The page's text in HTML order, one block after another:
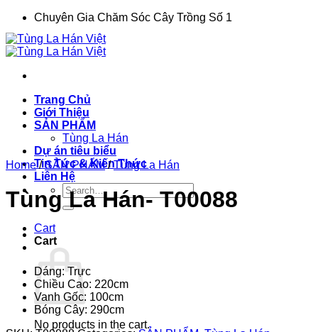
Chuyển
nội
dung
Chuyên Gia Chăm Sóc Cây Trồng Số 1
Trang Chủ
Giới Thiệu
SẢN PHẨM
Tùng La Hán
Dự án tiêu biểu
Tin Tức & Kiến Thức
Liên Hệ
Search
for:
Cart
Cart
No products in the cart.
Home / SẢN PHẨM / Tùng La Hán
Tùng La Hán- T00088
Dáng: Trực
Chiều Cao: 220cm
Vanh Gốc: 100cm
Bóng Cây: 290cm